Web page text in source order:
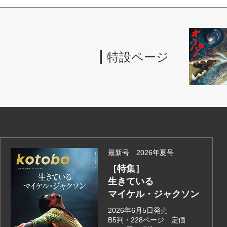
特設ページ
最新号 2026年夏号
［特集］
生きている
マイケル・ジャクソン
2026年6月5日発売
B5判・228ページ 定価